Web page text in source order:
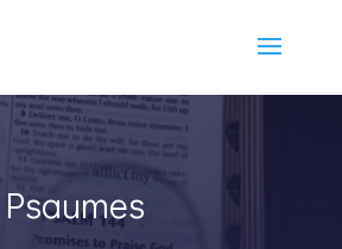
Psaumes